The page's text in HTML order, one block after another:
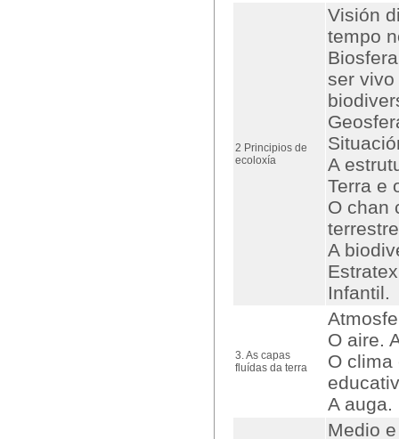
2 Principios de
ecoloxía
Visión
tempo
ser
A
Terra e
O chan
A
Infantil.
3. As capas
fluídas da terra
O aire.
O clima
A auga.
Medio